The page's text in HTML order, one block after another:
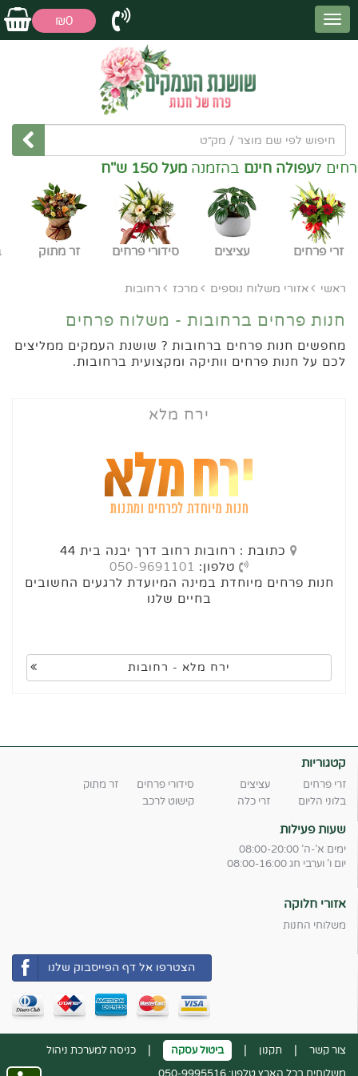
₪0
ל עפולה חינםבהזמנהמעל 150 ש"ח
זרי פרחים עציצים סידורי פרחים זר מתוק
ראשי אזורי משלוח נוספים מרכז רחובות
חנות פרחים ברחובות - משלוח פרחים
מחפשים חנות פרחים ברחובות ? שושנת העמקים ממליצים
לכם על חנות פרחים וותיקה ומקצועית ברחובות.
ירח מלא
כתובת : רחובות רחוב דרך יבנה בית 44
טלפון: 050-9691101
חנות פרחים מיוחדת במינה המיועדת לרגעים החשובים
בחיים שלנו
ירח מלא - רחובות
קטגוריות
זרי פרחים עציצים סידורי פרחים
זר מתוק
בלוני הליום
זרי כלה קישוט לרכב
שעות פעילות
ימים א'-ה' 08:00-20:00
יום ו' וערבי חג 08:00-16:00
אזורי חלוקה
משלוחי החנות
הצטרפו אל דף הפייסבוק שלנו
צור קשר | תקנון | ביטול עסקה |
כניסה למערכת ניהול